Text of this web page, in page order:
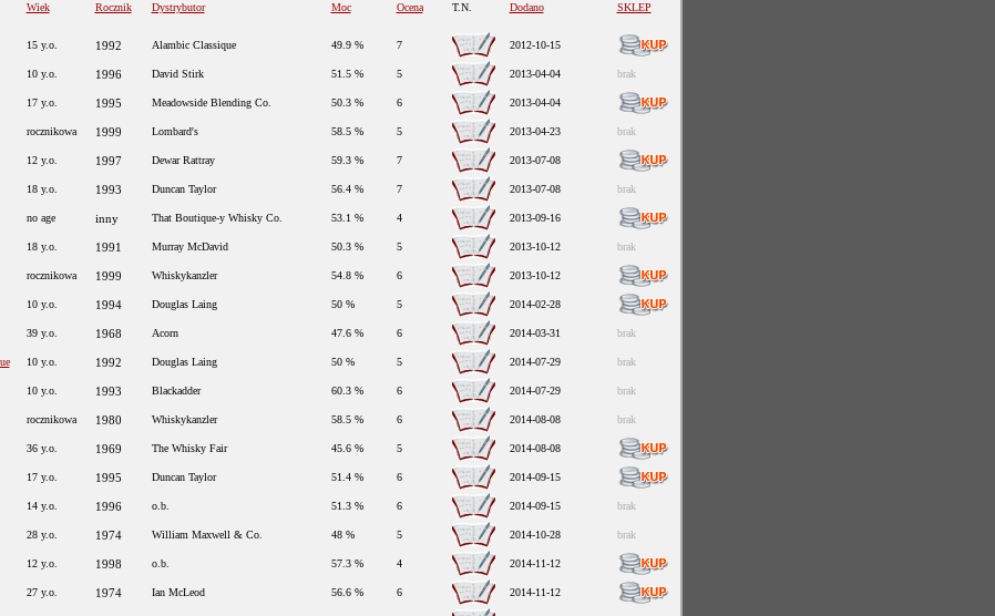
Wiek Rocznik Dystrybutor Moc Ocena T.N. Dodano SKLEP
15 y.o. 1992 Alambic Classique 49.9 % 7 2012-10-15
10 y.o. 1996 David Stirk 51.5 % 5 2013-04-04 brak
17 y.o. 1995 Meadowside Blending Co. 50.3 % 6 2013-04-04
rocznikowa 1999 Lombard's 58.5 % 5 2013-04-23 brak
12 y.o. 1997 Dewar Rattray 59.3 % 7 2013-07-08
18 y.o. 1993 Duncan Taylor 56.4 % 7 2013-07-08 brak
no age inny That Boutique-y Whisky Co. 53.1 % 4 2013-09-16
18 y.o. 1991 Murray McDavid 50.3 % 5 2013-10-12 brak
rocznikowa 1999 Whiskykanzler 54.8 % 6 2013-10-12
10 y.o. 1994 Douglas Laing 50 % 5 2014-02-28
39 y.o. 1968 Acorn 47.6 % 6 2014-03-31 brak
10 y.o. 1992 Douglas Laing 50 % 5 2014-07-29 brak
10 y.o. 1993 Blackadder 60.3 % 6 2014-07-29 brak
rocznikowa 1980 Whiskykanzler 58.5 % 6 2014-08-08 brak
36 y.o. 1969 The Whisky Fair 45.6 % 5 2014-08-08
17 y.o. 1995 Duncan Taylor 51.4 % 6 2014-09-15
14 y.o. 1996 o.b. 51.3 % 6 2014-09-15 brak
28 y.o. 1974 William Maxwell & Co. 48 % 5 2014-10-28 brak
12 y.o. 1998 o.b. 57.3 % 4 2014-11-12
27 y.o. 1974 Ian McLeod 56.6 % 6 2014-11-12